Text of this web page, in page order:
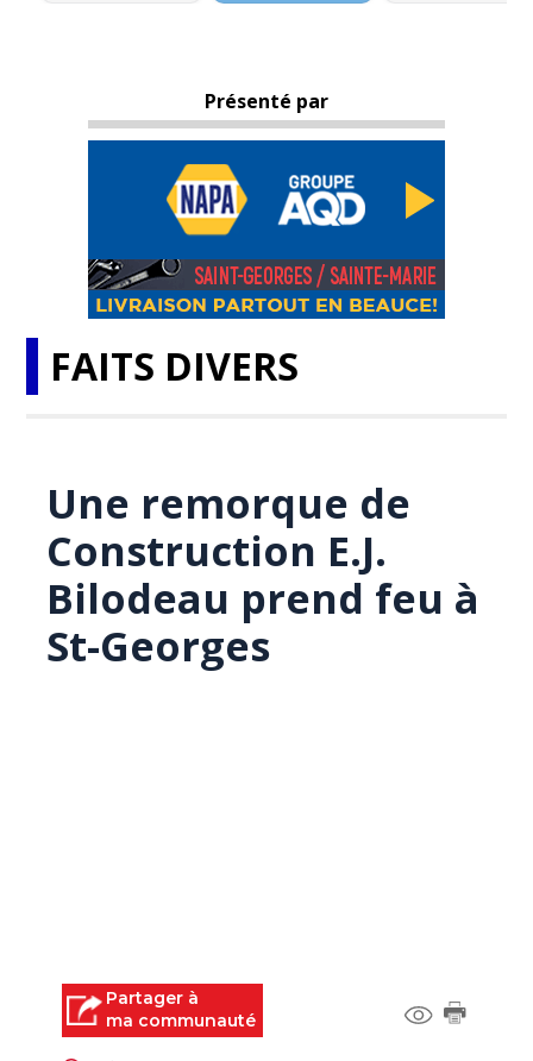
Présenté par
FAITS DIVERS
Une remorque de
Construction E.J.
Bilodeau prend feu à
St-Georges
Partager à
ma communauté